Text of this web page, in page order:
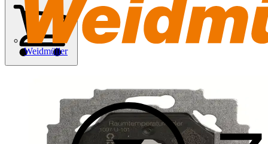
Weidmüller